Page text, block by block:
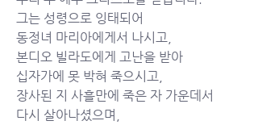
그는 성령으로 잉태되어
동정녀 마리아에게서 나시고,
본디오 빌라도에게 고난을 받아
십자가에 못 박혀 죽으시고,
장사된 지 사흘만에 죽은 자 가운데서
다시 살아나셨으며,